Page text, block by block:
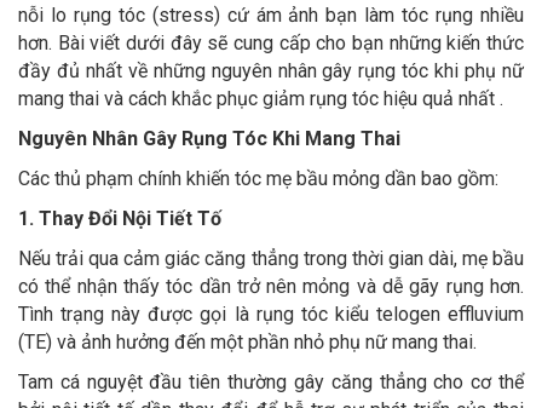
nỗi lo rụng tóc (stress) cứ ám ảnh bạn làm tóc rụng nhiều
hơn. Bài viết dưới đây sẽ cung cấp cho bạn những kiến thức
đầy đủ nhất về những nguyên nhân gây rụng tóc khi phụ nữ
mang thai và cách khắc phục giảm rụng tóc hiệu quả nhất .
Nguyên Nhân Gây Rụng Tóc Khi Mang Thai
Các thủ phạm chính khiến tóc mẹ bầu mỏng dần bao gồm:
1. Thay Đổi Nội Tiết Tố
Nếu trải qua cảm giác căng thẳng trong thời gian dài, mẹ bầu
có thể nhận thấy tóc dần trở nên mỏng và dễ gãy rụng hơn.
Tình trạng này được gọi là rụng tóc kiểu telogen effluvium
(TE) và ảnh hưởng đến một phần nhỏ phụ nữ mang thai.
Tam cá nguyệt đầu tiên thường gây căng thẳng cho cơ thể